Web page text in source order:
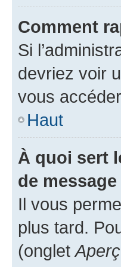
Comment
Si
devriez voir
vous
Haut
À quoi sert
de message
Il vous
plus tard.
(onglet